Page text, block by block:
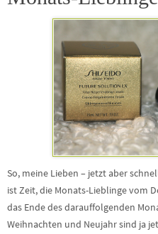
So, meine Lieben – jetzt aber
ist Zeit, die Monats-Lieblinge vom
das Ende des darauffolgenden
Weihnachten und Neujahr sind ja